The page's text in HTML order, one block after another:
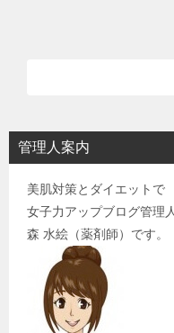
管理人案内
美肌対策とダイエットで
女子力アップブログ管理人
森 水絵（薬剤師）です。